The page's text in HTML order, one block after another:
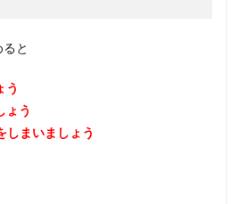
と
う
う
まいましょう